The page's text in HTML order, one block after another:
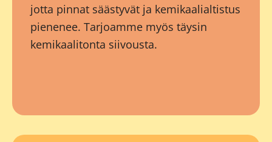
jotta pinnat säästyvät ja kemikaalialtistus
pienenee. Tarjoamme myös täysin
kemikaalitonta siivousta.